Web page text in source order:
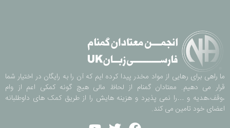
ما راهی برای رهایی از مواد مخدر پیدا کرده ایم که آن را به رایگان در اختیار شما
قرار می دهیم. معتادان گمنام از لحاظ مالی هیچ گونه کمکی اعم از وام
،وقف،هدیه و …را نمی پذیرد و هزینه هایش را از طریق کمک های داوطلبانه
اعضای خود تامین می کند.